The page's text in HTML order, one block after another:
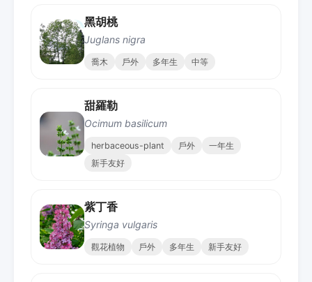
黑胡桃
Juglans nigra
喬木 戶外 多年生 中等
甜羅勒
Ocimum basilicum
herbaceous-plant 戶外
一年生
新手友好
紫丁香
Syringa vulgaris
觀花植物 戶外 多年生 新手友好